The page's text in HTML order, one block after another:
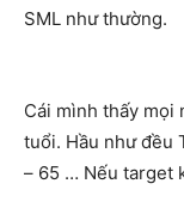
SML như thường.
Cái mình thấy mọi
tuổi. Hầu như đều
– 65 … Nếu target